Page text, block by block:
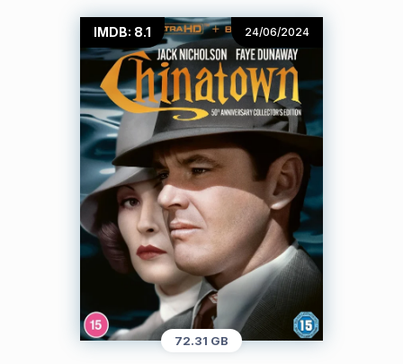
IMDB: 8.1 24/06/2024
72.31 GB